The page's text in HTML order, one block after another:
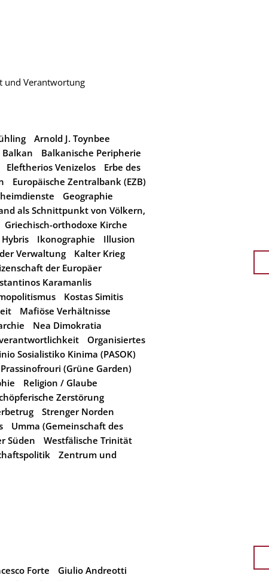
und Verantwortung
Arnold J. Toynbee
Balkan
Balkanische Peripherie
Eleftherios Venizelos
Erbe des
Europäische Zentralbank (EZB)
Geographie
als Schnittpunkt von Völkern,
Griechisch-orthodoxe Kirche
Hybris Ikonographie
Illusion
Verwaltung
Kalter Krieg
der Europäer
Karamanlis
Kostas Simitis
Mafiöse Verhältnisse
Nea Dimokratia
Organisiertes
Sosialistiko Kinima (PASOK)
Prassinofrouri (Grüne Garden)
Religion / Glaube
Zerstörung
Strenger Norden
Umma (Gemeinschaft des
Süden
Westfälische Trinität
Zentrum und
Forte
Giulio Andreotti